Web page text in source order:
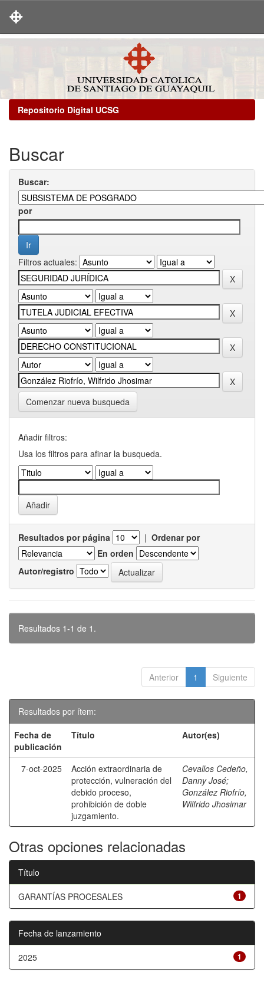
Repositorio Digital UCSG
Buscar
Buscar:
por
Filtros actuales:
Comenzar nueva busqueda
Añadir filtros:
Usa los filtros para afinar la busqueda.
Resultados por página | Ordenar por
En orden
Autor/registro
Resultados 1-1 de 1.
Anterior 1 Siguiente
Resultados por ítem:
Fecha de
publicación
Título Autor(es)
7-oct-2025
Acción extraordinaria de
protección, vulneración del
debido proceso,
prohibición de doble
juzgamiento.
Cevallos Cedeño,
Danny José;
González Riofrío,
Wilfrido Jhosimar
Otras opciones relacionadas
Título
1
GARANTÍAS PROCESALES
Fecha de lanzamiento
1
2025